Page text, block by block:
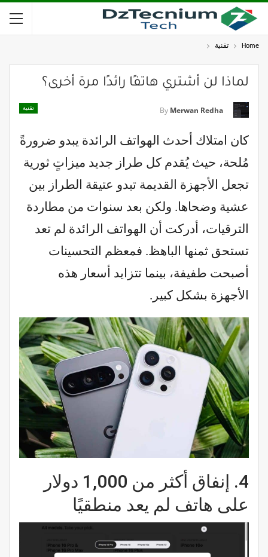
Home تقنية
لماذا لن أشتري هاتفًا رائدًا مرة أخرى؟
تقنية By Merwan Redha
كان امتلاك أحدث الهواتف الرائدة يبدو ضرورةً
مُلحة، حيث يُقدم كل طراز جديد ميزاتٍ ثورية
تجعل الأجهزة القديمة تبدو عتيقة الطراز بين
عشية وضحاها. ولكن بعد سنوات من مطاردة
الترقيات، أدركت أن الهواتف الرائدة لم تعد
تستحق ثمنها الباهظ. فمعظم التحسينات
أصبحت طفيفة، بينما تتزايد أسعار هذه
الأجهزة بشكل كبير.
4.
إنفاق أكثر من 1,000 دولار
على هاتف لم يعد منطقيًا